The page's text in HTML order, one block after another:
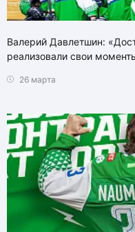
Валерий Давлетшин:
реализовали свои
26 марта